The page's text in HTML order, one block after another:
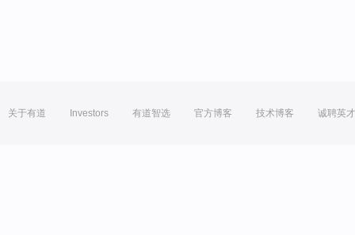
关于有道 Investors 有道智选 官方博客 技术博客 诚聘英才